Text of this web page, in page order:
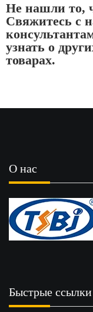
Не нашли то,
Свяжитесь с
узнать о
товарах.
О нас
Быстрые ссылки